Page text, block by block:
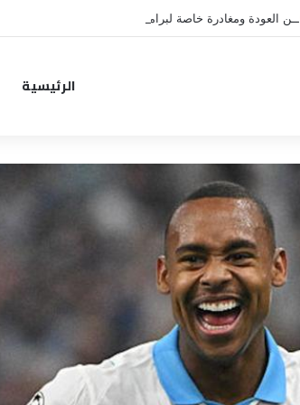
ــن العودة ومغادرة خاصة لبرامج الاستشفاء والتأهيل
الرئيسية